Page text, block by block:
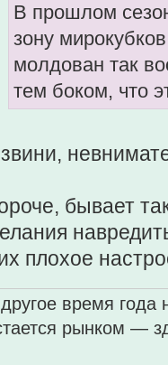
В прошлом
зону
молдован так
тем боком, что
бывает
плохое
время года
рынком —